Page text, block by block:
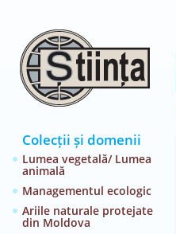
Colecții și domenii
Lumea vegetală/ Lumea
animală
Managementul ecologic
Ariile naturale protejate
din Moldova